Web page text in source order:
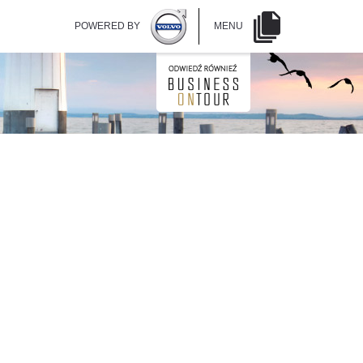
POWERED BY MENU